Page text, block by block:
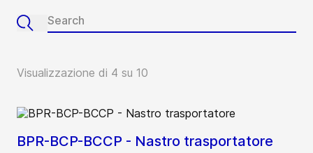
Visualizzazione di 4 su 10
BPR-BCP-BCCP - Nastro trasportatore